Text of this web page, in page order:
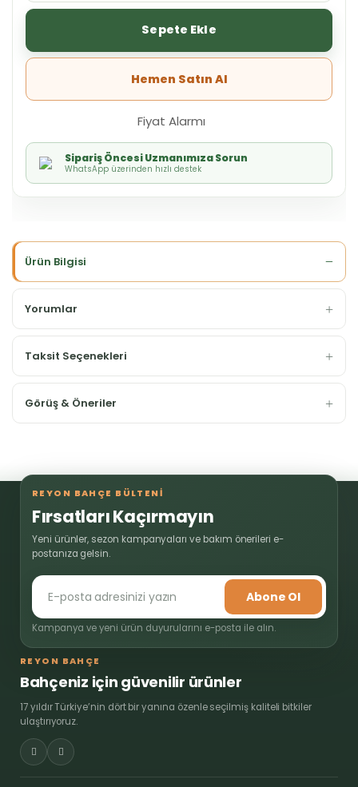
Sepete Ekle
Hemen Satın Al
Fiyat Alarmı
Sipariş Öncesi Uzmanımıza Sorun
WhatsApp üzerinden hızlı destek
Ürün Bilgisi
Yorumlar
Taksit Seçenekleri
Görüş & Öneriler
REYON BAHÇE BÜLTENİ
Fırsatları Kaçırmayın
Yeni ürünler, sezon kampanyaları ve bakım önerileri e-
postanıza gelsin.
Abone Ol
Kampanya ve yeni ürün duyurularını e-posta ile alın.
REYON BAHÇE
Bahçeniz için güvenilir ürünler
17 yıldır Türkiye’nin dört bir yanına özenle seçilmiş kaliteli bitkiler
ulaştırıyoruz.